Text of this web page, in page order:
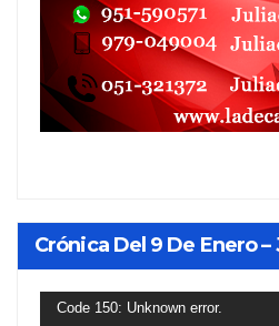
Crónica Del 9 De Enero –
Reproductor
Code 150: Unknown error.